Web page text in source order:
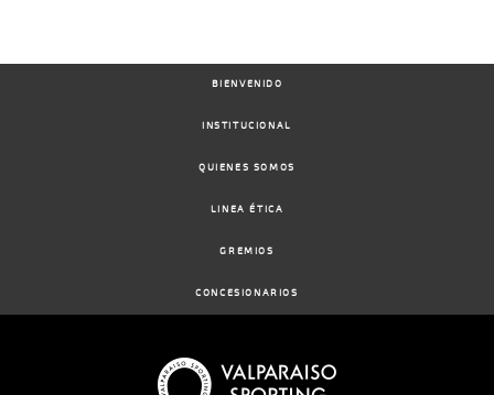
BIENVENIDO
INSTITUCIONAL
QUIENES SOMOS
LINEA ÉTICA
GREMIOS
CONCESIONARIOS